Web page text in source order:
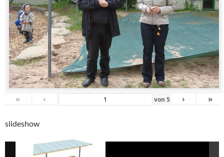
« ‹ von 5 › »
slideshow